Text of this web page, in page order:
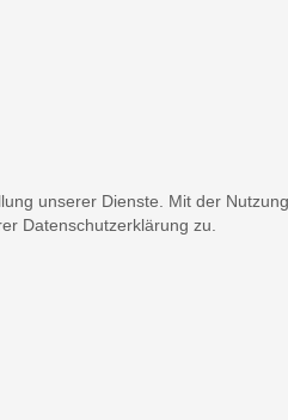
unserer Dienste. Mit der
Datenschutzerklärung zu.